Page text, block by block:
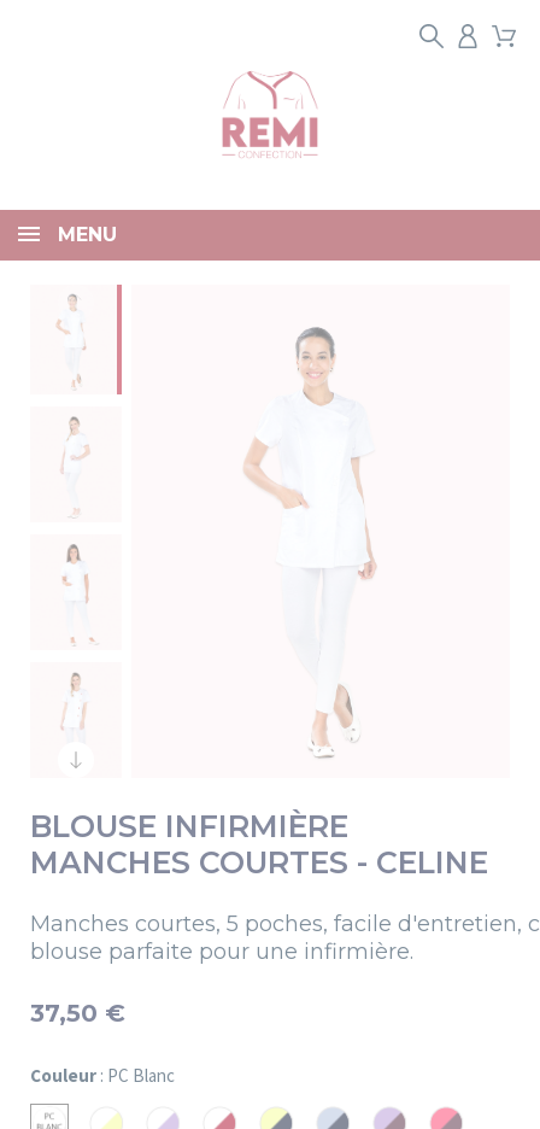
MENU
BLOUSE INFIRMIÈRE
MANCHES COURTES - CELINE
Manches courtes, 5 poches, facile d'entretien,
blouse parfaite pour une infirmière.
37,50 €
Couleur : PC Blanc
PC
PC
PC
PC
PC
PC
PC
PC